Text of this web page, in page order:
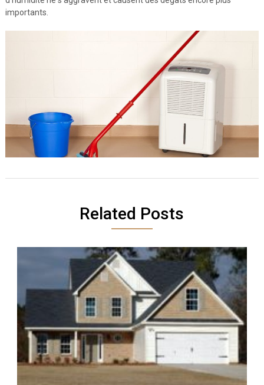
importants.
Related Posts